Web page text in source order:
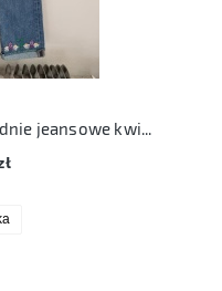
Mtwtfss weekday w31 spodnie jeansowe kwiatowe hafty na dole nogawki L/XL